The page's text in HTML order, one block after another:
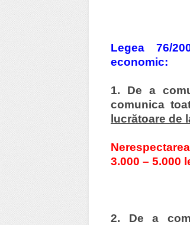
Legea 76/
economic:
1. De a
comunica
lucrătoare de
3.000 – 5.000
2. De a